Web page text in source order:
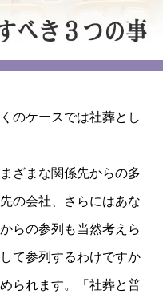
のケースでは社葬とし
ざまな関係先からの多
の会社、さらにはあな
らの参列も当然考えら
て参列するわけですか
られます。「社葬と普